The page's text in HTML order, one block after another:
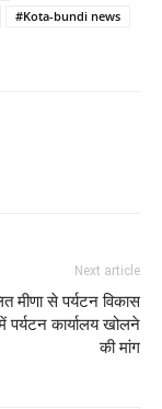
#Kota-bundi news
Next article
मीणा से पर्यटन विकास
पर्यटन कार्यालय खोलने
की मांग